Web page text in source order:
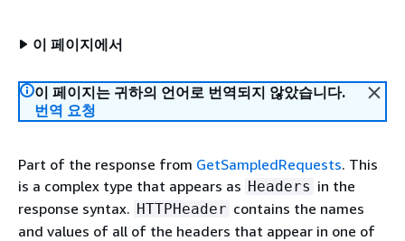
이 페이지에서
이 페이지는 귀하의 언어로 번역되지 않았습니다.
번역 요청
Part of the response from GetSampledRequests. This
is a complex type that appears as Headers in the
response syntax. HTTPHeader contains the names
and values of all of the headers that appear in one of